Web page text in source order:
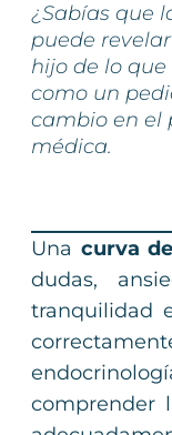
¿Sabías que
puede
hijo de lo
como un
cambio en el
médica.
Una curva
dudas,
tranquilidad
comprender